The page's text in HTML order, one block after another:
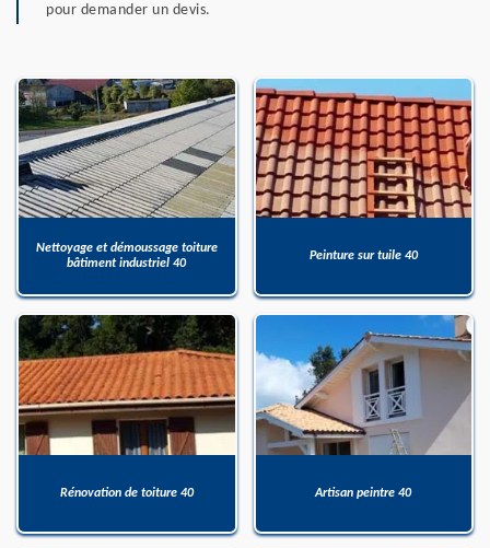
pour demander un devis.
Nettoyage et démoussage toiture
bâtiment industriel 40
Peinture sur tuile 40
Rénovation de toiture 40 Artisan peintre 40